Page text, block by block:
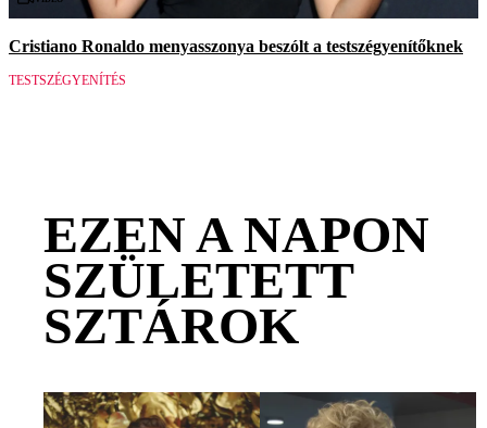
Cristiano Ronaldo menyasszonya beszólt a testszégyenítőknek
TESTSZÉGYENÍTÉS
EZEN A NAPON
SZÜLETETT
SZTÁROK